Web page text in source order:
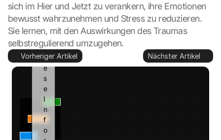
sich im Hier und Jetzt zu verankern, ihre Emotionen
bewusst wahrzunehmen und Stress zu reduzieren.
Sie lernen, mit den Auswirkungen des Traumas
selbstregulierend umzugehen.
Vorheriger Artikel Nächster Artikel
k
a
n
d
i
e
s
e
I
n
f
o